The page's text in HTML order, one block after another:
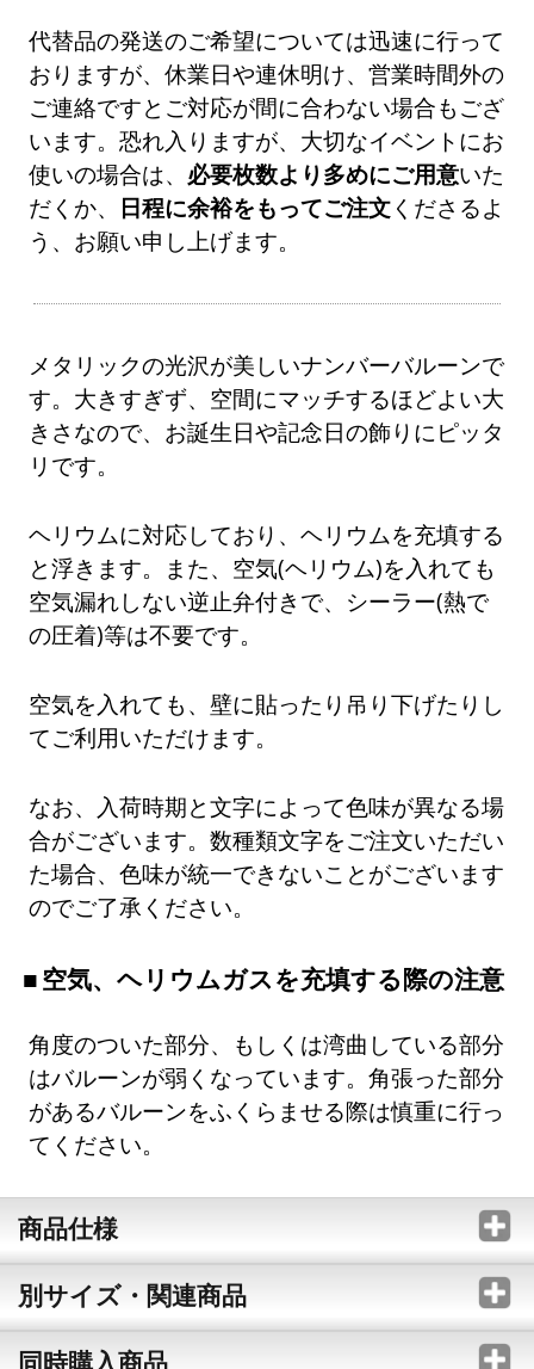
代替品の発送のご希望については迅速に行って
おりますが、休業日や連休明け、営業時間外の
ご連絡ですとご対応が間に合わない場合もござ
います。恐れ入りますが、大切なイベントにお
使いの場合は、 必要枚数より多めにご用意いた
だくか、
日程に余裕をもってご注文 くださるよ
う、お願い申し上げます。
メタリックの光沢が美しいナンバーバルーンで
す。大きすぎず、空間にマッチするほどよい大
きさなので、お誕生日や記念日の飾りにピッタ
リです。
ヘリウムに対応しており、ヘリウムを充填する
と浮きます。また、空気(ヘリウム)を入れても
空気漏れしない逆止弁付きで、シーラー(熱で
の圧着)等は不要です。
空気を入れても、壁に貼ったり吊り下げたりし
てご利用いただけます。
なお、入荷時期と文字によって色味が異なる場
合がございます。数種類文字をご注文いただい
た場合、色味が統一できないことがございます
のでご了承ください。
空気、ヘリウムガスを充填する際の注意
角度のついた部分、もしくは湾曲している部分
はバルーンが弱くなっています。角張った部分
があるバルーンをふくらませる際は慎重に行っ
てください。
商品仕様
別サイズ・関連商品
同時購入商品